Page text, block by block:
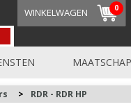
WINKELWAGEN 0
> RDR - RDR HP